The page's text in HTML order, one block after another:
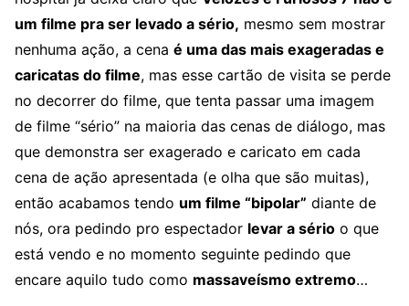
um filme pra ser levado a sério, mesmo sem mostrar
nenhuma ação, a cena é uma das mais exageradas e
caricatas do filme, mas esse cartão de visita se perde
no decorrer do filme, que tenta passar uma imagem
de filme “sério” na maioria das cenas de diálogo, mas
que demonstra ser exagerado e caricato em cada
cena de ação apresentada (e olha que são muitas),
então acabamos tendo um filme “bipolar” diante de
nós, ora pedindo pro espectador levar a sério o que
está vendo e no momento seguinte pedindo que
encare aquilo tudo como massaveísmo extremo…